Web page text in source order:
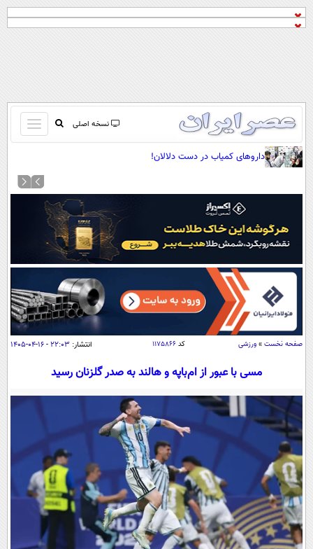
نسخه اصلی
باز
و
کردن
منو
صفحه اول
آرشیو
نظرسنجی
آب و هوا
اوقات شرعی
سواد زندگی
اقتصاد
اقتصادی
جامعه
حوادث
سلامت
یک برش دانایی
محیط زیست
سفر و تفریح
بین الملل
سیاست خارجی
فرهنگ و هنر
علم و دانش
فناوری و It
علمی
اخبار کریپتو
قرآن
گوناگون
سرگرمی
فیلم
داروهای کمیاب در دست دلالان!
صفحه نخست » ورزشی کد ۱۱۷۵۸۶۶ انتشار: ۲۲:۰۳ - ۱۶-۰۴-۱۴۰۵
مسی با عبور از ام‌باپه و هالند به صدر گلزنان رسید